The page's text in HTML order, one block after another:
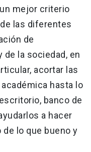
mejor criterio
las diferentes
de
la sociedad, en
acortar las
hasta lo
banco de
a hacer
lo que bueno y